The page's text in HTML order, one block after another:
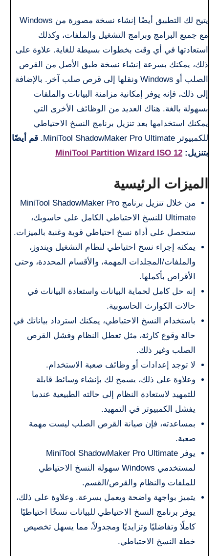
يتيح لك التطبيق أيضًا إنشاء نسخة مصورة من Windows
مع جميع البرامج وبرامج التشغيل والملفات، وكذلك
استعادتها في أي وقت بخطوات بسيطة للغاية. علاوة على
ذلك، يمكنك بسرعة إنشاء نسخة طبق الأصل من القرص
الصلب أو Windows ونقلها إلى قرص صلب آخر. بالإضافة
إلى ذلك، فإنه يوفر إمكانية مزامنة البيانات والملفات
بسهولة بالغة. هناك العديد من الوظائف الأخرى التي
يمكنك استخدامها بعد تنزيل برنامج النسخ الاحتياطي
للكمبيوتر MiniTool ShadowMaker Pro Ultimate.
قم أيضًا
بتنزيل: MiniTool Partition Wizard ISO 12
الميزات الرئيسية
من خلال تنزيل برنامج MiniTool ShadowMaker Pro
Ultimate للنسخ الاحتياطي الكامل على حاسوبك،
ستحصل على أداة نسخ احتياطي قوية وغنية بالميزات.
يمكنه إجراء نسخ احتياطي لنظام التشغيل ويندوز،
والملفات/المجلدات المهمة، والأقسام المحددة، وحتى
الأقراص بأكملها.
إنه حل كامل لحماية البيانات واستعادة البيانات في
حالات الكوارث الحاسوبية.
باستخدام النسخ الاحتياطي، يمكنك استرداد بياناتك في
حالة وقوع كارثة، مثل تعطل النظام وفشل القرص
الصلب وغير ذلك.
لا توجد إعدادات أو وظائف صعبة الاستخدام.
وعلاوة على ذلك، يسمح لك بإنشاء وسائط قابلة
للتمهيد لاستعادة النظام إلى حالته الطبيعية عندما
يفشل الكمبيوتر في التمهيد.
بمساعدته، فإن صيانة القرص الصلب ليست مهمة
صعبة.
يوفر MiniTool ShadowMaker Pro Ultimate
لمستخدمي Windows سهولة النسخ الاحتياطي
للملفات والنظام والقرص/القسم.
يتميز بواجهة واضحة ويعمل بسرعة. وعلاوة على ذلك،
يوفر برنامج النسخ الاحتياطي للبيانات نسخًا احتياطيًا
كاملًا وتفاضليًا وتزايديًا ومجدولاً، مما يسهل تخصيص
خطة النسخ الاحتياطي.